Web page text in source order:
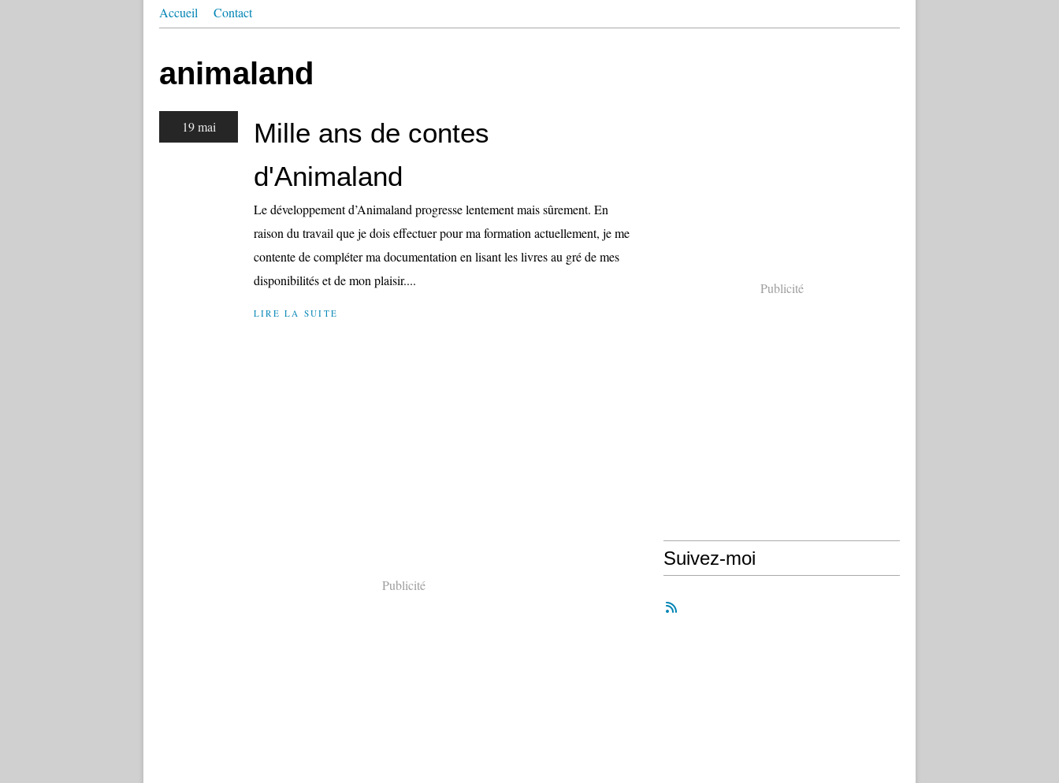
Accueil Contact
animaland
19 mai
Mille ans de contes
d'Animaland
Le développement d’Animaland progresse lentement mais sûrement. En
raison du travail que je dois effectuer pour ma formation actuellement, je me
contente de compléter ma documentation en lisant les livres au gré de mes
disponibilités et de mon plaisir....
LIRE LA SUITE
Publicité
Publicité
Suivez-moi